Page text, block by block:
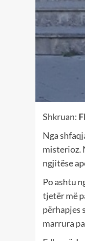
Shkruan:
Nga
misterioz.
ngjitëse
Po ashtu
tjetër më
përhapjes
marrura